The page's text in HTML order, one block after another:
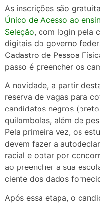
As inscrições são
Único de Acesso ao
Seleção, com login pela
digitais do governo
Cadastro de Pessoa
passo é preencher os
A novidade, a partir
reserva de vagas para
candidatos negros
quilombolas, além de
Pela primeira vez, os
devem fazer a
racial e optar por
ao preencher a sua
ciente dos dados
Após essa etapa, o